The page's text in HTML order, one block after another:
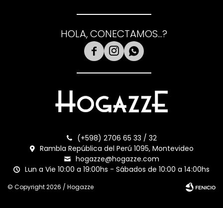
HOLA, CONECTAMOS...?
  
(+598) 2706 65 33 / 32
Rambla República del Perú 1095, Montevideo
hogazze@hogazze.com
Lun a Vie 10:00 a 19:00hs - Sábados de 10:00 a 14:00hs
© Copyright 2026 / Hogazze